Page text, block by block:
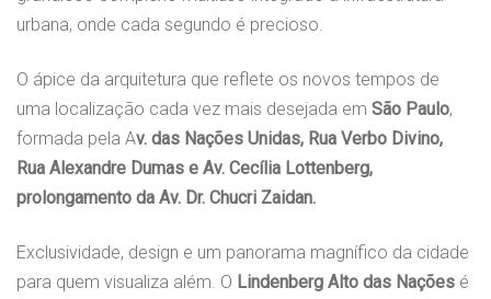
urbana, onde cada segundo é precioso.
O ápice da arquitetura que reflete os novos tempos de
uma localização cada vez mais desejada em São Paulo,
formada pela Av. das Nações Unidas, Rua Verbo Divino,
Rua Alexandre Dumas e Av. Cecília Lottenberg,
prolongamento da Av. Dr. Chucri Zaidan.
Exclusividade, design e um panorama magnífico da cidade
para quem visualiza além. O Lindenberg Alto das Nações é